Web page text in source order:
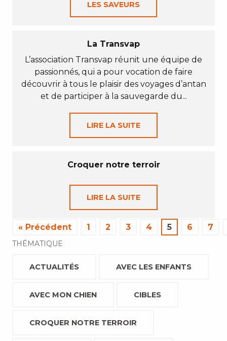
LES SAVEURS
La Transvap
L’association Transvap réunit une équipe de
passionnés, qui a pour vocation de faire
découvrir à tous le plaisir des voyages d’antan
et de participer à la sauvegarde du...
LIRE LA SUITE
Croquer notre terroir
LIRE LA SUITE
« Précédent 1 2 3 4 5 6 7
THÉMATIQUE
ACTUALITÉS AVEC LES ENFANTS
AVEC MON CHIEN CIBLES
CROQUER NOTRE TERROIR